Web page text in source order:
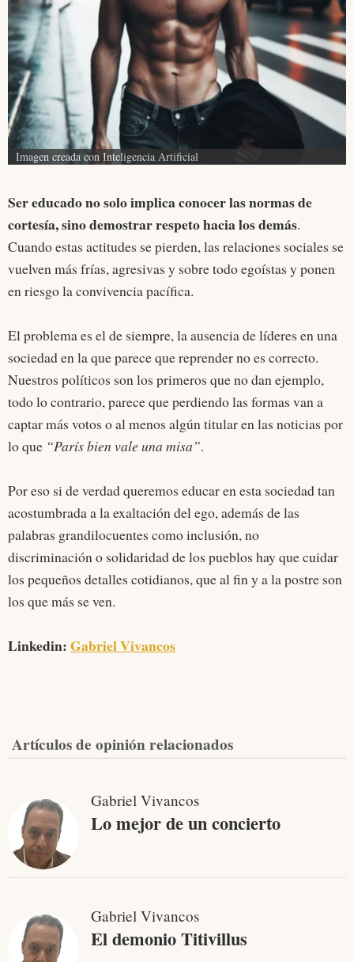
Imagen creada con Inteligencia Artificial
Ser educado no solo implica conocer las normas de
cortesía, sino demostrar respeto hacia los demás.
Cuando estas actitudes se pierden, las relaciones sociales se
vuelven más frías, agresivas y sobre todo egoístas y ponen
en riesgo la convivencia pacífica.
El problema es el de siempre, la ausencia de líderes en una
sociedad en la que parece que reprender no es correcto.
Nuestros políticos son los primeros que no dan ejemplo,
todo lo contrario, parece que perdiendo las formas van a
captar más votos o al menos algún titular en las noticias por
lo que “París bien vale una misa”.
Por eso si de verdad queremos educar en esta sociedad tan
acostumbrada a la exaltación del ego, además de las
palabras grandilocuentes como inclusión, no
discriminación o solidaridad de los pueblos hay que cuidar
los pequeños detalles cotidianos, que al fin y a la postre son
los que más se ven.
Linkedin:Gabriel Vivancos
Artículos de opinión relacionados
Gabriel Vivancos
Lo mejor de un concierto
Gabriel Vivancos
El demonio Titivillus